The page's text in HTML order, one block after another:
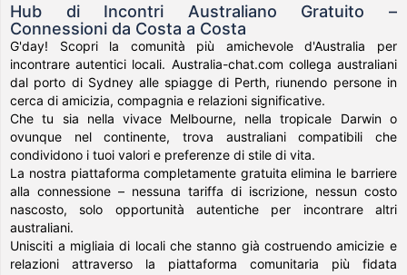
Hub di Incontri Australiano Gratuito –
Connessioni da Costa a Costa
G'day! Scopri la comunità più amichevole d'Australia per
incontrare autentici locali. Australia-chat.com collega australiani
dal porto di Sydney alle spiagge di Perth, riunendo persone in
cerca di amicizia, compagnia e relazioni significative.
Che tu sia nella vivace Melbourne, nella tropicale Darwin o
ovunque nel continente, trova australiani compatibili che
condividono i tuoi valori e preferenze di stile di vita.
La nostra piattaforma completamente gratuita elimina le barriere
alla connessione – nessuna tariffa di iscrizione, nessun costo
nascosto, solo opportunità autentiche per incontrare altri
australiani.
Unisciti a migliaia di locali che stanno già costruendo amicizie e
relazioni attraverso la piattaforma comunitaria più fidata